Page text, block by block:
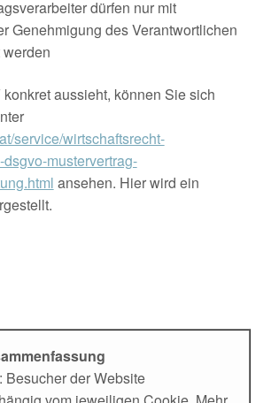
dürfen nur mit
Genehmigung des Verantwortlichen
aussieht, können Sie sich
service/wirtschaftsrecht-
mustervertrag-
ansehen. Hier wird ein
Besucher der Website